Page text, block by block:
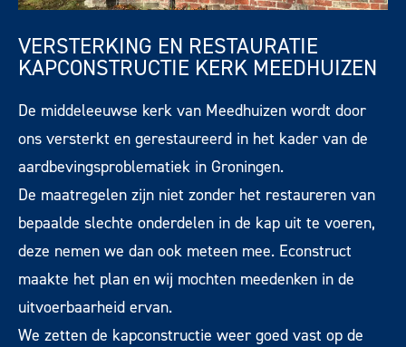
VERSTERKING EN RESTAURATIE
KAPCONSTRUCTIE KERK MEEDHUIZEN
De middeleeuwse kerk van Meedhuizen wordt door
ons versterkt en gerestaureerd in het kader van de
aardbevingsproblematiek in Groningen.
De maatregelen zijn niet zonder het restaureren van
bepaalde slechte onderdelen in de kap uit te voeren,
deze nemen we dan ook meteen mee. Econstruct
maakte het plan en wij mochten meedenken in de
uitvoerbaarheid ervan.
We zetten de kapconstructie weer goed vast op de